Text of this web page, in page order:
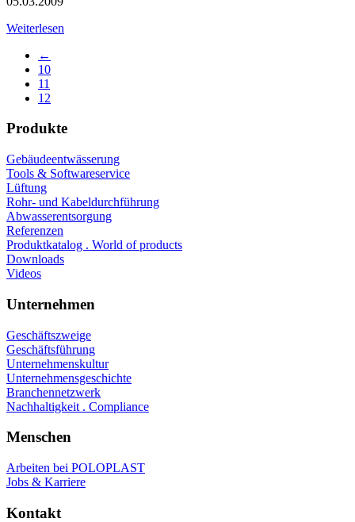
Weiterlesen
←
10
11
12
Produkte
Gebäudeentwässerung
Tools & Softwareservice
Lüftung
Rohr- und Kabeldurchführung
Abwasserentsorgung
Referenzen
Produktkatalog . World of products
Downloads
Videos
Unternehmen
Geschäftszweige
Geschäftsführung
Unternehmenskultur
Unternehmensgeschichte
Branchennetzwerk
Nachhaltigkeit . Compliance
Menschen
Arbeiten bei POLOPLAST
Jobs & Karriere
Kontakt